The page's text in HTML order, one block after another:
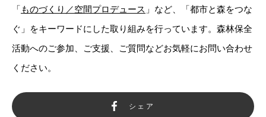
「ものづくり／空間プロデュース 」など、「都市と森をつな
ぐ」をキーワードにした取り組みを行っています。森林保全
活動へのご参加、ご支援、ご質問などお気軽にお問い合わせ
ください。
シェア